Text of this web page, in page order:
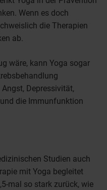
Wenn es doch
die Therapien
ab.
wäre, kann Yoga sogar
Depressivität,
die Immunfunktion
Studien auch
mit Yoga begleitet
mal so stark zurück, wie